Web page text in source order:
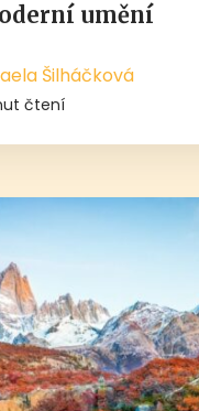
umění
Šilháčková
čtení